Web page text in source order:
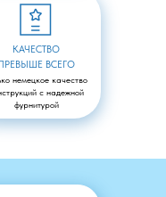
КАЧЕСТВО
ВСЕГО
немецкое качество
с надежной
фурнитурой